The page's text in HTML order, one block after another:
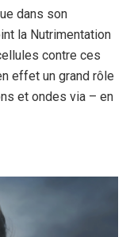
dans son
la Nutrimentation
contre ces
effet un grand rôle
et ondes via – en